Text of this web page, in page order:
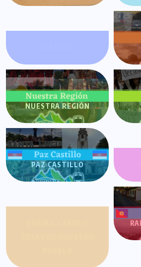
NUESTRA REGIÓN
PAZ CASTILLO